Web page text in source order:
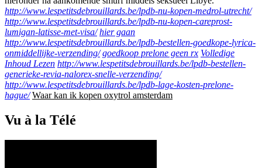
http://www.lespetitsdebrouillards.be/lpdb-nu-kopen-medrol-utrecht/
http://www.lespetitsdebrouillards.be/lpdb-nu-kopen-careprost-
lumigan-latisse-met-visa/ hier gaan
http://www.lespetitsdebrouillards.be/lpdb-bestellen-goedkope-lyrica-
onmiddellijke-verzending/ goedkoop prelone geen rx Volledige
Inhoud Lezen http://www.lespetitsdebrouillards.be/lpdb-bestellen-
generieke-revia-nalorex-snelle-verzending/
http://www.lespetitsdebrouillards.be/lpdb-lage-kosten-prelone-
hague/ Waar kan ik kopen oxytrol amsterdam
Vu à la Télé